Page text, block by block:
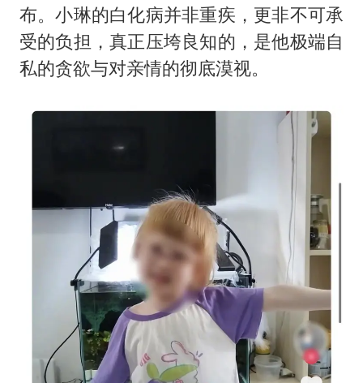
布。小琳的白化病并非重疾，更非不可承
受的负担，真正压垮良知的，是他极端自
私的贪欲与对亲情的彻底漠视。